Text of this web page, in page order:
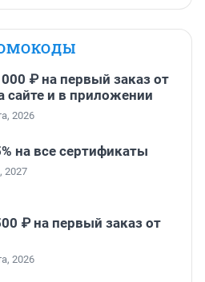
₽ на первый заказ от
сайте и в приложении
2026
на все сертификаты
2027
₽ на первый заказ от
2026